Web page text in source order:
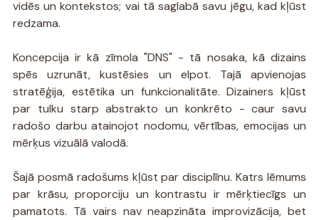
vidēs un kontekstos; vai tā saglabā savu jēgu, kad kļūst
redzama.
Koncepcija ir kā zīmola "DNS" - tā nosaka, kā dizains
spēs uzrunāt, kustēsies un elpot. Tajā apvienojas
stratēģija, estētika un funkcionalitāte. Dizainers kļūst
par tulku starp abstrakto un konkrēto - caur savu
radošo darbu atainojot nodomu, vērtības, emocijas un
mērķus vizuālā valodā.
Šajā posmā radošums kļūst par disciplīnu. Katrs lēmums
par krāsu, proporciju un kontrastu ir mērķtiecīgs un
pamatots. Tā vairs nav neapzināta improvizācija, bet